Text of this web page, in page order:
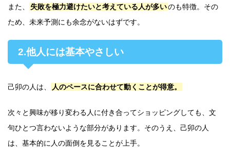
また、 失敗を極力避けたいと考えている人が多いのも特徴。その
ため、未来予測にも余念がないはずです。
2.他人には基本やさしい
己卯の人は、 人のペースに合わせて動くことが得意。
次々と興味が移り変わる人に付き合ってショッピングしても、文
句ひとつ言わないような部分があります。そのうえ、己卯の人
は、基本的に人の面倒を見ることが上手。